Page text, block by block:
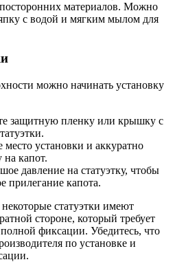
материалов. Можно
с водой и мягким мылом для
можно начинать установку
защитную пленку или крышку с
место установки и аккуратно
на капот.
давление на статуэтку, чтобы
прилегание капота.
статуэтки имеют
стороне, который требует
фиксации. Убедитесь, что
по установке и